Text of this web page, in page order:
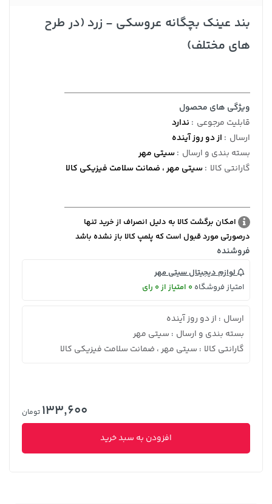
بند عینک بچگانه عروسکی - زرد (در طرح
های مختلف)
ویژگی های محصول
قابلیت مرجوعی : ندارد
ارسال : از دو روز آینده
بسته بندی و ارسال :سیتی مهر
گارانتی کالا :سیتی مهر ، ضمانت سلامت فیزیکی کالا
امکان برگشت کالا به دلیل انصراف از خرید تنها
درصورتی مورد قبول است که پلمپ کالا باز نشده باشد
فروشنده
لوازم دیجیتال سیتی مهر
امتیاز فروشگاه 0 امتیاز از 0 رای
ارسال : از دو روز آینده
بسته بندی و ارسال : سیتی مهر
گارانتی کالا : سیتی مهر ، ضمانت سلامت فیزیکی کالا
133,600 تومان
افزودن به سبد خرید